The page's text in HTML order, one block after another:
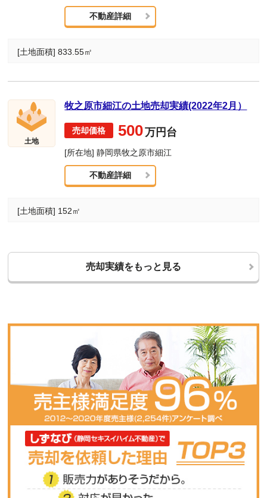
不動産詳細
[土地面積] 833.55㎡
土地
牧之原市細江の土地売却実績(2022年2月）
500万円台
[所在地] 静岡県牧之原市細江
不動産詳細
[土地面積] 152㎡
売却実績をもっと見る